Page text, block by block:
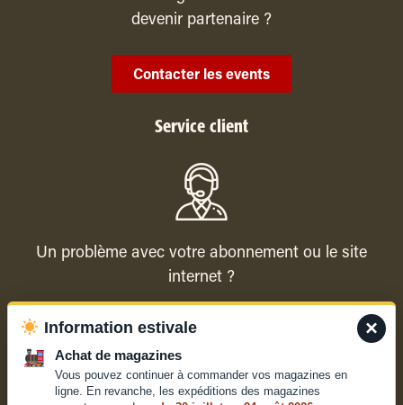
devenir partenaire ?
Contacter les events
Service client
Un problème avec votre abonnement ou le site
internet ?
Contacter le service client ×
Information estivale
Achat de magazines
Vous pouvez continuer à commander vos magazines en
ligne. En revanche, les expéditions des magazines